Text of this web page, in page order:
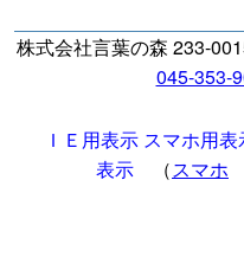
株式会社言葉の森 233-
045-353-
ＩＥ用表示 スマホ用表
表示 （スマホ